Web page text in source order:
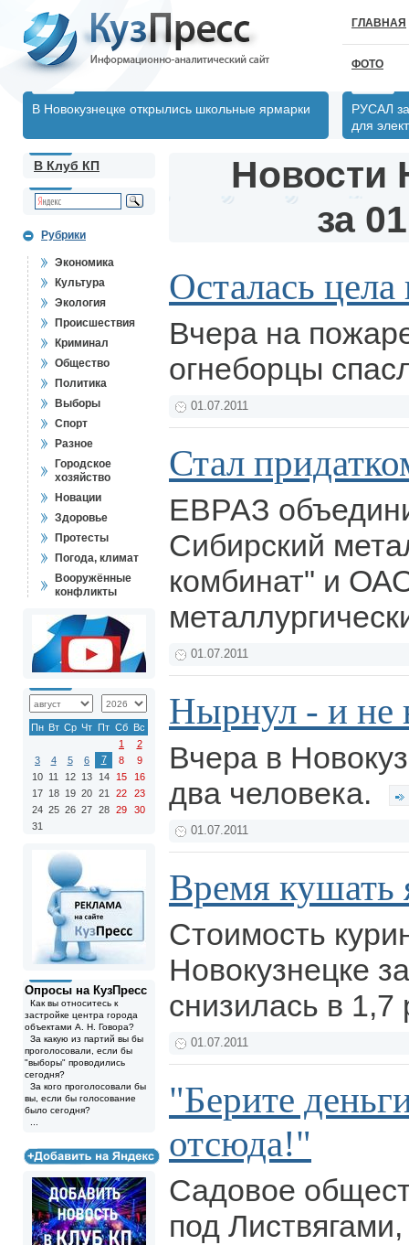
ГЛАВНАЯ
ФОТО
В Новокузнецке открылись школьные ярмарки
РУСАЛ
для
В Клуб КП
Рубрики
Экономика
Культура
Экология
Происшествия
Криминал
Общество
Политика
Выборы
Спорт
Разное
Городское
хозяйство
Новации
Здоровье
Протесты
Погода, климат
Вооружённые
конфликты
Пн Вт Ср Чт Пт Сб Вс
1
2
3
4 5 6 7 8
9
10 11 12 13 14 15
16
17 18 19 20 21 22
23
24 25 26 27 28 29
30
31
Опросы на КузПресс
Как вы относитесь к
застройке центра города
объектами А. Н. Говора?
За какую из партий вы бы
проголосовали, если бы
"выборы" проводились
сегодня?
За кого проголосовали бы
вы, если бы голосование
было сегодня?
Новости
за
Осталась
Вчера на
огнеборцы
01.07.2011
Стал
ЕВРАЗ
Сибирский
комбинат" и
01.07.2011
Нырнул - и не
Вчера в
два человека.
01.07.2011
Время кушать
Стоимость
Новокузнецке
снизилась в 1,7
01.07.2011
"Берите
отсюда!"
Садовое
под